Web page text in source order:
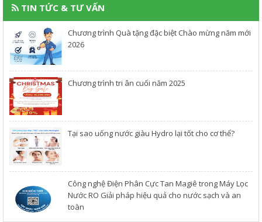
TIN TỨC & TƯ VẤN
Chương trình Quà tặng đặc biệt Chào mừng năm mới
2026
Chương trình tri ân cuối năm 2025
​Tại sao uống nước giàu Hydro lại tốt cho cơ thể?
Công nghệ Điện Phân Cực Tan Magiê trong Máy Lọc
Nước RO Giải pháp hiệu quả cho nước sạch và an
toàn